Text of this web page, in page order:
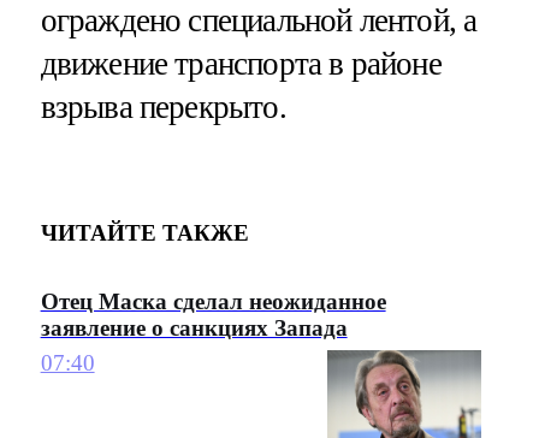
ограждено специальной лентой, а
движение транспорта в районе
взрыва перекрыто.
ЧИТАЙТЕ ТАКЖЕ
Отец Маска сделал неожиданное
заявление о санкциях Запада
07:40